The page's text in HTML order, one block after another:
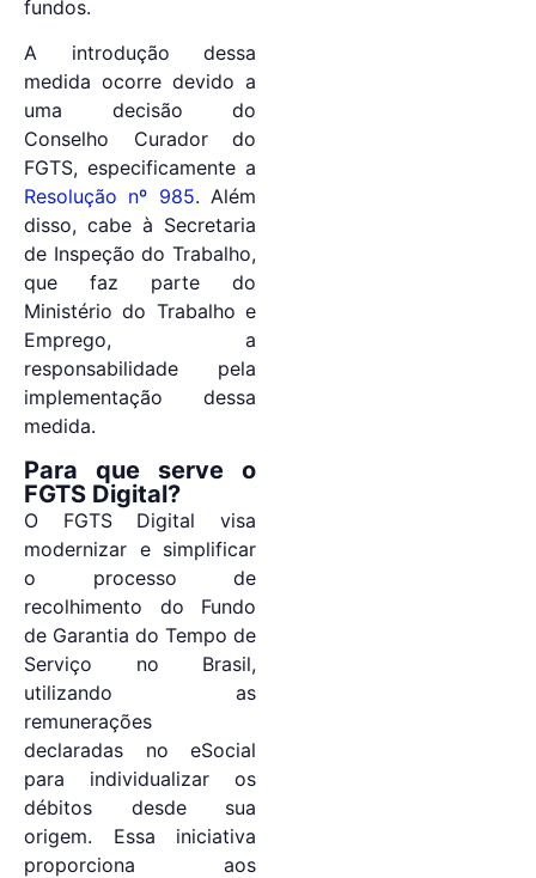
fundos.
A introdução dessa
medida ocorre devido a
uma decisão do
Conselho Curador do
FGTS, especificamente a
Resolução nº 985. Além
disso, cabe à Secretaria
de Inspeção do Trabalho,
que faz parte do
Ministério do Trabalho e
Emprego, a
responsabilidade pela
implementação dessa
medida.
Para que serve o
FGTS Digital?
O FGTS Digital visa
modernizar e simplificar
o processo de
recolhimento do Fundo
de Garantia do Tempo de
Serviço no Brasil,
utilizando as
remunerações
declaradas no eSocial
para individualizar os
débitos desde sua
origem. Essa iniciativa
proporciona aos